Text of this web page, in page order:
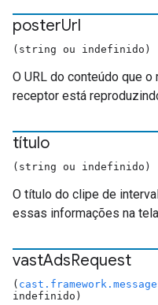
posterUrl
(string ou indefinido)
O URL do conteúdo que
receptor está
título
(string ou indefinido)
O título do clipe de
essas informações na
vastAdsRequest
(
indefinido)